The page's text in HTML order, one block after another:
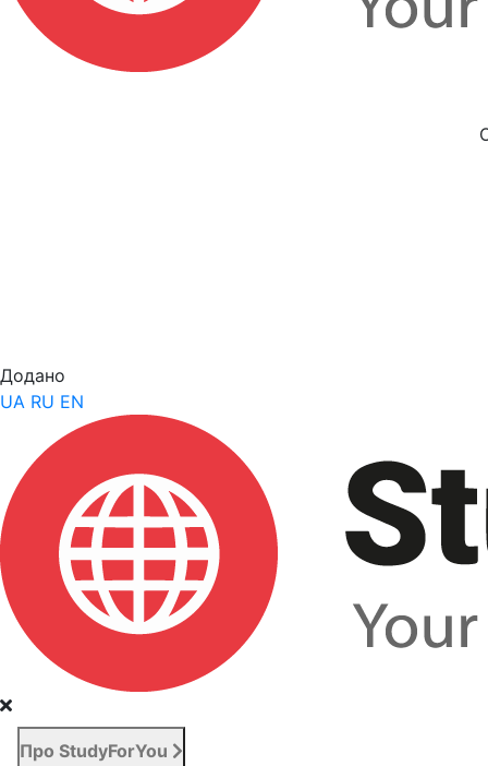
Додано
UA RU EN
Про StudyForYou